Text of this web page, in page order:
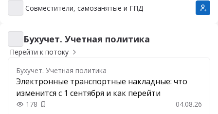
Совместители, самозанятые и ГПД
Совместители, самозанятые и ГПД
Бухучет. Учетная политика
Бухучет. Учетная политика
Перейти к потоку
Бухучет. Учетная политика
Электронные транспортные накладные: что
изменится с 1 сентября и как перейти
178 Добавить в закладки 04.08.26